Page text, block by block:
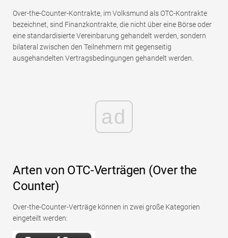
Over-the-Counter-Kontrakte, im Volksmund als OTC-Kontrakte
bezeichnet, sind Finanzkontrakte, die nicht über eine Börse oder
eine standardisierte Vereinbarung gehandelt werden, sondern
bilateral zwischen den Teilnehmern mit gegenseitig
ausgehandelten Vertragsbedingungen gehandelt werden.
ad
Arten von OTC-Verträgen (Over the
Counter)
Over-the-Counter-Verträge können in zwei große Kategorien
eingeteilt werden: